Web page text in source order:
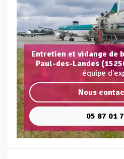
Entretien et vidange de
Paul-des-Landes
équipe
Nous
05 87 01